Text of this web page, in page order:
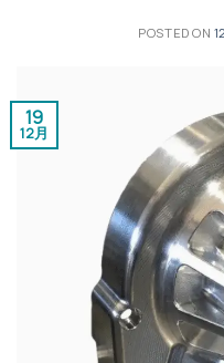
POSTED ON
19
12月